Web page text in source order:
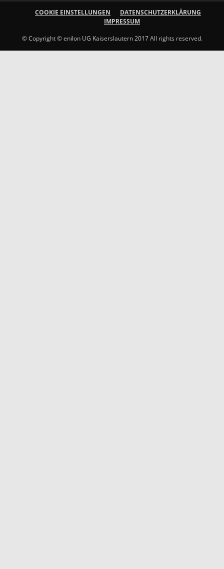
COOKIE EINSTELLUNGEN
DATENSCHUTZERKLÄRUNG
IMPRESSUM
© Copyright © enilon UG Kaiserslautern 2017 All rights reserved.